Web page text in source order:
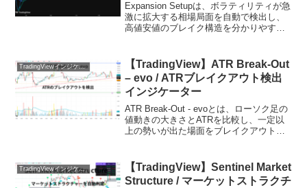
Expansion Setupは、ボラティリティが急
激に拡大する相場局面を自動で検出し、
高値安値のブレイク構造を分かりやすく
するのは、いわゆるエクスパンショ...
TradingViewインジケーターおすすめ一覧
【TradingView】ATR Break-Out
– evo / ATRブレイクアウト検出
インジケーター
ATR Break-Out - evoとは、ローソク足の
値動きの大きさとATRを比較し、一定以
上の勢いが出た場面をブレイクアウトと
ので、普段の値動きに対し...
TradingViewインジケーターおすすめ一覧
【TradingView】Sentinel Market
Structure / マーケットストラクチ